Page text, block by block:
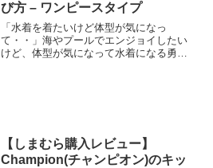
び方 – ワンピースタイプ
「水着を着たいけど体型が気になっ
て・・」海やプールでエンジョイしたい
けど、体型が気になって水着になる勇気
【しまむら購入レビュー】
Champion(チャンピオン)のキッ